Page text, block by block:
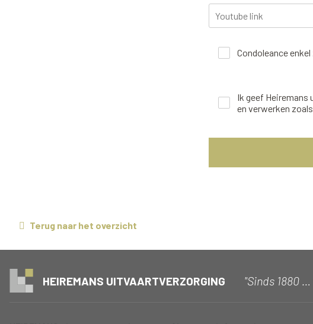
Condoleance
Ik geef
en verwerken
Terug naar het overzicht
HEIREMANS UITVAARTVERZORGING "Sinds 1880